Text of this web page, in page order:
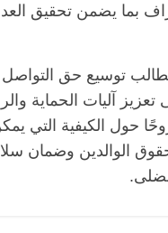
بما يضمن تحقيق
توسيع حق التواصل
تعزيز آليات الحماية
حول الكيفية التي
حقوق الوالدين وضمان